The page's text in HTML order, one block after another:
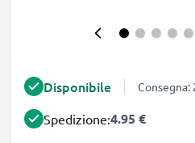
Disponibile
Spedizione:4.95 €